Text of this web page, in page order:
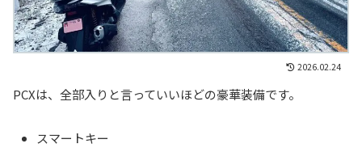
2026.02.24
PCXは、全部入りと言っていいほどの豪華装備です。
スマートキー